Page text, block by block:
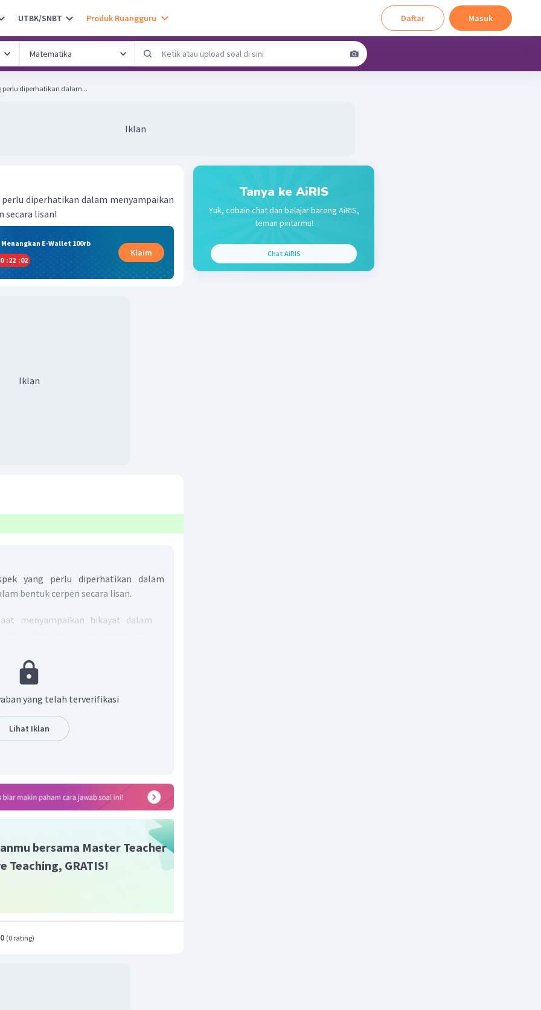
UTBK/SNBT Produk Ruangguru Daftar Masuk
perlu diperhatikan dalam...
Iklan
diperhatikan dalam menyampaikan
secara lisan!
E-Wallet 100rb
:22 :01
Klaim
Iklan
yang perlu diperhatikan dalam
bentuk cerpen secara lisan.
menyampaikan hikayat dalam
Saat menyampaikan secara
dengan jelas oleh audiens. Selain
juga harus jelas. Kemudian,
suara harus sesuai dengan
yang perlu diperhatikan dalam
bentuk cerpen secara lisan adalah
lafal, dan intonasi, serta gestur dan
yang telah terverifikasi
Lihat Iklan
bersama Master Teacher
Teaching, GRATIS!
(0 rating)
Tanya ke AiRIS
Yuk, cobain chat dan belajar bareng AiRIS,
teman pintarmu!
Chat AiRIS